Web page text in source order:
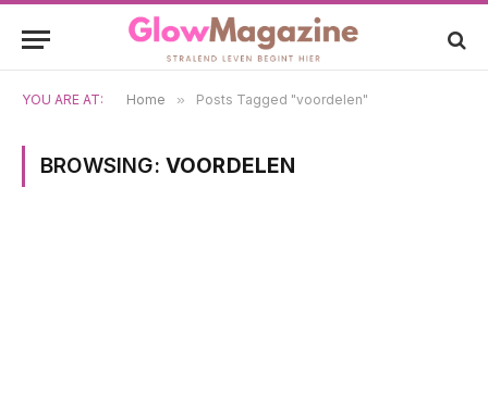
YOU ARE AT: Home » Posts Tagged "voordelen"
BROWSING: VOORDELEN